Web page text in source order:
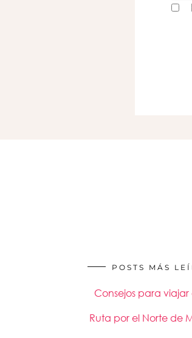
POSTS MÁS
Consejos para
Ruta por el Norte de